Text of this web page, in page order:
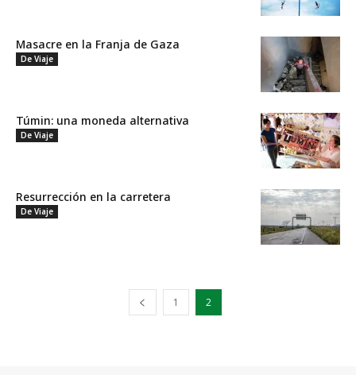
Masacre en la Franja de Gaza
De Viaje
Túmin: una moneda alternativa
De Viaje
Resurrección en la carretera
De Viaje
1 2